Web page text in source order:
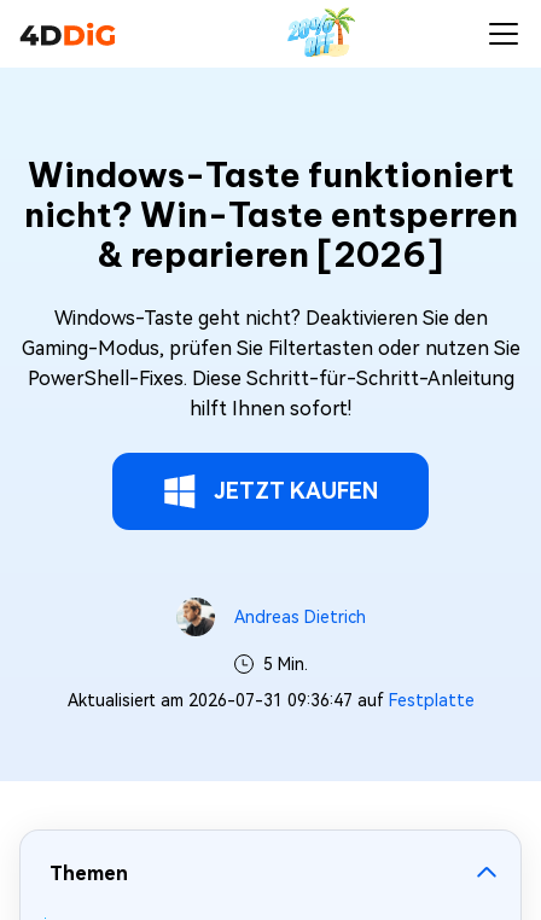
Windows-Taste funktioniert
nicht? Win-Taste entsperren
& reparieren [2026]
Windows-Taste geht nicht? Deaktivieren Sie den
Gaming-Modus, prüfen Sie Filtertasten oder nutzen Sie
PowerShell-Fixes. Diese Schritt-für-Schritt-Anleitung
hilft Ihnen sofort!
JETZT KAUFEN
Andreas Dietrich
5 Min.
Aktualisiert am 2026-07-31 09:36:47 auf Festplatte
Themen